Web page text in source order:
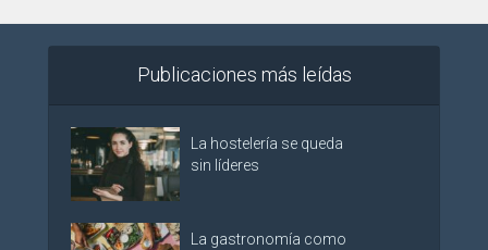
Publicaciones más leídas
La hostelería se queda
sin líderes
La gastronomía como